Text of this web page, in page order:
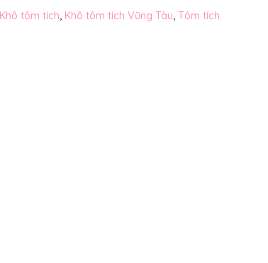
Khô tôm tích, Khô tôm tích Vũng Tàu, Tôm tích